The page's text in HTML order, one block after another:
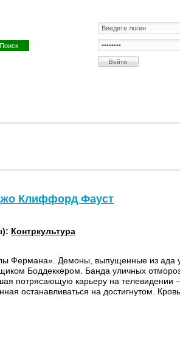
Клиффорд Фауст
Контркультура
Фермана». Демоны, выпущенные из ада
Боддеккером. Банда уличных
потрясающую карьеру на телевидении
останавливаться на достигнутом.